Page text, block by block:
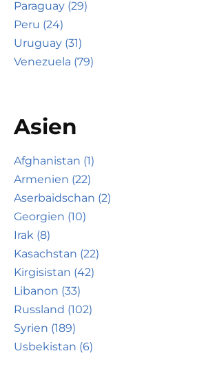
Paraguay (29)
Peru (24)
Uruguay (31)
Venezuela (79)
Asien
Afghanistan (1)
Armenien (22)
Aserbaidschan (2)
Georgien (10)
Irak (8)
Kasachstan (22)
Kirgisistan (42)
Libanon (33)
Russland (102)
Syrien (189)
Usbekistan (6)